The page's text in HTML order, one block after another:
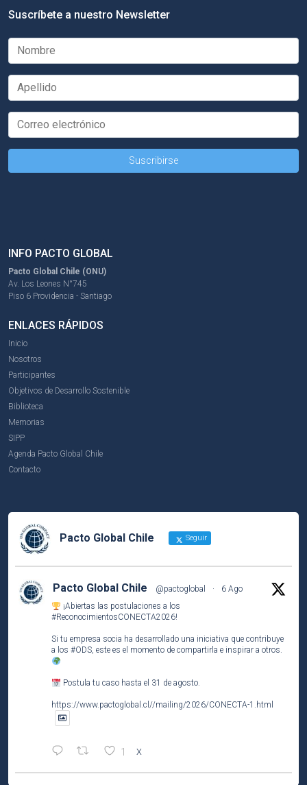
Suscríbete a nuestro Newsletter
INFO PACTO GLOBAL
Pacto Global Chile (ONU)
Av. Los Leones N°745
Piso 6 Providencia - Santiago
ENLACES RÁPIDOS
Inicio
Nosotros
Participantes
Objetivos de Desarrollo Sostenible
Biblioteca
Memorias
SIPP
Agenda Pacto Global Chile
Contacto
Pacto Global Chile Seguir
Pacto Global Chile @pactoglobal ·
6 Ago
¡Abiertas las postulaciones a los
#ReconocimientosCONECTA2026!
Si tu empresa socia ha desarrollado una iniciativa que contribuye
a los #ODS, este es el momento de compartirla e inspirar a otros.
Postula tu caso hasta el 31 de agosto.
https://www.pactoglobal.cl//mailing/2026/CONECTA-1.html
1 X